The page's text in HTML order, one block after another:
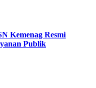
Kemenag Resmi
Publik